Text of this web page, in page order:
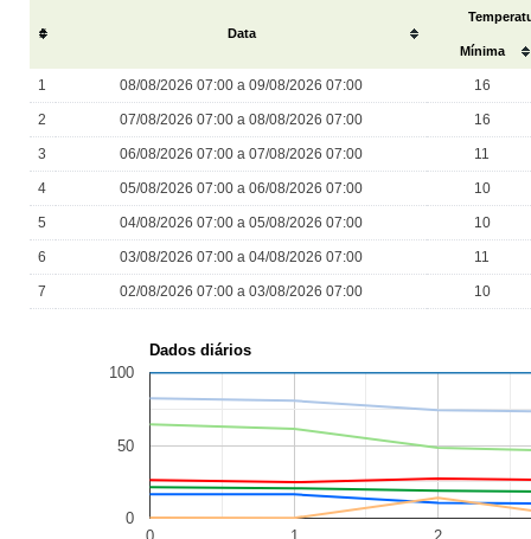
# Data
Mínima
1 08/08/2026 07:00 a 09/08/2026 07:00 16
2 07/08/2026 07:00 a 08/08/2026 07:00 16
3 06/08/2026 07:00 a 07/08/2026 07:00 11
4 05/08/2026 07:00 a 06/08/2026 07:00 10
5 04/08/2026 07:00 a 05/08/2026 07:00 10
6 03/08/2026 07:00 a 04/08/2026 07:00 11
7 02/08/2026 07:00 a 03/08/2026 07:00 10
Dados diários
0
50
100